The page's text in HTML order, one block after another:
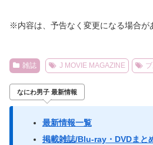
※内容は、予告なく変更になる場合が
雑誌 J MOVIE MAGAZINE
なにわ男子 最新情報
最新情報一覧
掲載雑誌/Blu-ray・DVDまと